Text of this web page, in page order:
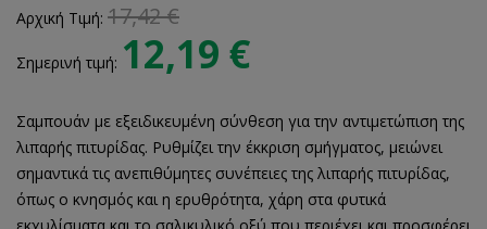
Αρχική Τιμή: 17,42 €
Σημερινή τιμή: 12,19 €
Σαμπουάν με εξειδικευμένη σύνθεση για την αντιμετώπιση της
λιπαρής πιτυρίδας. Ρυθμίζει την έκκριση σμήγματος, μειώνει
σημαντικά τις ανεπιθύμητες συνέπειες της λιπαρής πιτυρίδας,
όπως ο κνησμός και η ερυθρότητα, χάρη στα φυτικά